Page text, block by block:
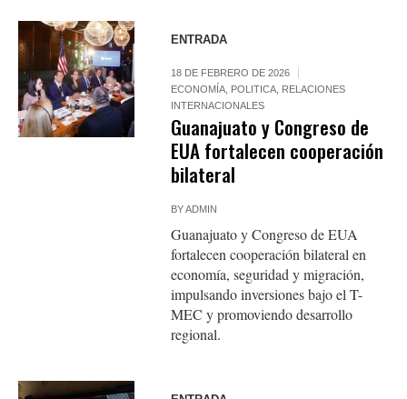
ENTRADA
18 DE FEBRERO DE 2026
ECONOMÍA POLITICA RELACIONES
INTERNACIONALES
Guanajuato y Congreso de
EUA fortalecen cooperación
bilateral
BYADMIN
Guanajuato y Congreso de EUA
fortalecen cooperación bilateral en
economía, seguridad y migración,
impulsando inversiones bajo el T-
MEC y promoviendo desarrollo
regional.